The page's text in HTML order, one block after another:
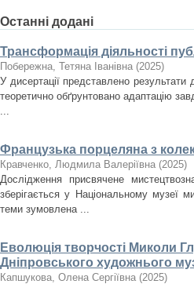
Останні додані
Трансформація діяльності
Побережна, Тетяна Іванівна (2025)
У дисертації представлено результати
теоретично обґрунтовано адаптацію
...
Французька порцеляна з
Кравченко, Людмила Валеріївна (2025)
Дослідження присвячене
зберігається у Національному музеї
теми зумовлена ...
Еволюція творчості Миколи
Дніпровського художнього
Капшукова, Олена Сергіївна (2025)